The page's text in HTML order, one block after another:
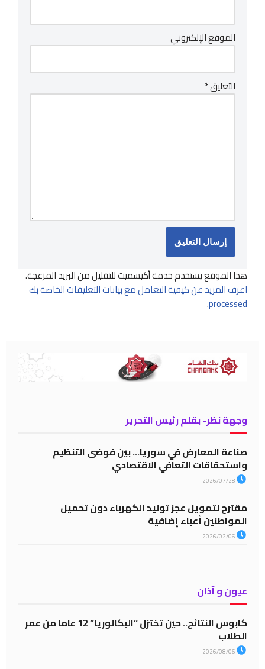
الموقع الإلكتروني
التعليق*
هذا الموقع يستخدم خدمة أكيسميت للتقليل من البريد المزعجة.
اعرف المزيد عن كيفية التعامل مع بيانات التعليقات الخاصة بك
processed
.
وجهة نظر- بقلم رئيس التحرير
صناعة المعارض في سوريا… بين فوضى التنظيم
واستحقاقات التعافي الاقتصادي
مقترح لتمويل عجز توليد الكهرباء دون تحميل
المواطنين أعباء إضافية
عيون و آذان
كابوس النتائج.. حين تختزل “البكالوريا” 12 عاماً من عمر
الطلاب